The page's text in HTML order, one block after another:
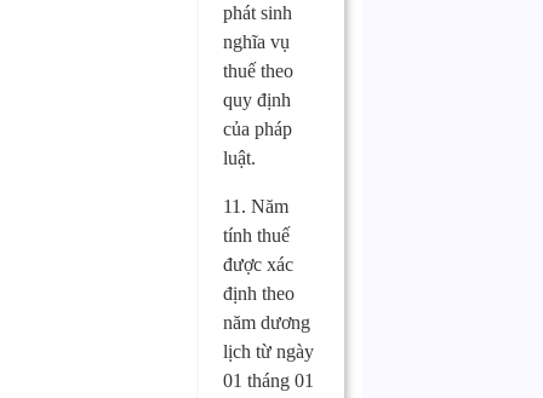
phát sinh
nghĩa vụ
thuế theo
quy định
của pháp
luật.
11. Năm
tính thuế
được xác
định theo
năm dương
lịch từ ngày
01 tháng 01